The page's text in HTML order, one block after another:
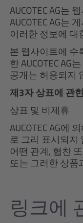
AUCOTEC AG는
AUCOTEC AG는
이러한 정보에 대
본 웹사이트에 수
한 AUCOTEC
공개는 허용되지
제3자 상표에 관
상표 및 비제휴
AUCOTEC AG에
로 그리 표시되지
어떤 관계, 협찬
또는 그러한 상품
링크에